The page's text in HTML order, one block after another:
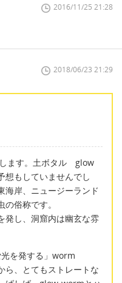
2016/11/25 21:28
2018/06/23 21:29
ます。土ボタル glow
もしていませんでし
海岸、ニュージーランド
俗称です。
発し、洞窟内は幽玄な雰
を発する」worm
ら、とてもストレートな